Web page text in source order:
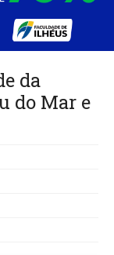
da
do Mar e